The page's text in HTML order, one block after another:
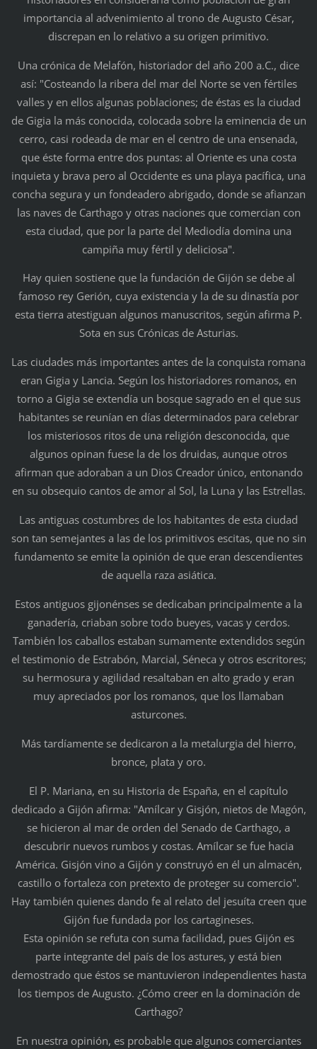
importancia al advenimiento al trono de Augusto César,
discrepan en lo relativo a su origen primitivo.
Una crónica de Melafón, historiador del año 200 a.C., dice
así: "Costeando la ribera del mar del Norte se ven fértiles
valles y en ellos algunas poblaciones; de éstas es la ciudad
de Gigia la más conocida, colocada sobre la eminencia de un
cerro, casi rodeada de mar en el centro de una ensenada,
que éste forma entre dos puntas: al Oriente es una costa
inquieta y brava pero al Occidente es una playa pacífica, una
concha segura y un fondeadero abrigado, donde se afianzan
las naves de Carthago y otras naciones que comercian con
esta ciudad, que por la parte del Mediodía domina una
campiña muy fértil y deliciosa".
Hay quien sostiene que la fundación de Gijón se debe al
famoso rey Gerión, cuya existencia y la de su dinastía por
esta tierra atestiguan algunos manuscritos, según afirma P.
Sota en sus Crónicas de Asturias.
Las ciudades más importantes antes de la conquista romana
eran Gigia y Lancia. Según los historiadores romanos, en
torno a Gigia se extendía un bosque sagrado en el que sus
habitantes se reunían en días determinados para celebrar
los misteriosos ritos de una religión desconocida, que
algunos opinan fuese la de los druidas, aunque otros
afirman que adoraban a un Dios Creador único, entonando
en su obsequio cantos de amor al Sol, la Luna y las Estrellas.
Las antiguas costumbres de los habitantes de esta ciudad
son tan semejantes a las de los primitivos escitas, que no sin
fundamento se emite la opinión de que eran descendientes
de aquella raza asiática.
Estos antiguos gijonénses se dedicaban principalmente a la
ganadería, criaban sobre todo bueyes, vacas y cerdos.
También los caballos estaban sumamente extendidos según
el testimonio de Estrabón, Marcial, Séneca y otros escritores;
su hermosura y agilidad resaltaban en alto grado y eran
muy apreciados por los romanos, que los llamaban
asturcones.
Más tardíamente se dedicaron a la metalurgia del hierro,
bronce, plata y oro.
El P. Mariana, en su Historia de España, en el capítulo
dedicado a Gijón afirma: "Amílcar y Gisjón, nietos de Magón,
se hicieron al mar de orden del Senado de Carthago, a
descubrir nuevos rumbos y costas. Amílcar se fue hacia
América. Gisjón vino a Gijón y construyó en él un almacén,
castillo o fortaleza con pretexto de proteger su comercio".
Hay también quienes dando fe al relato del jesuíta creen que
Gijón fue fundada por los cartagineses.
Esta opinión se refuta con suma facilidad, pues Gijón es
parte integrante del país de los astures, y está bien
demostrado que éstos se mantuvieron independientes hasta
los tiempos de Augusto. ¿Cómo creer en la dominación de
Carthago?
En nuestra opinión, es probable que algunos comerciantes